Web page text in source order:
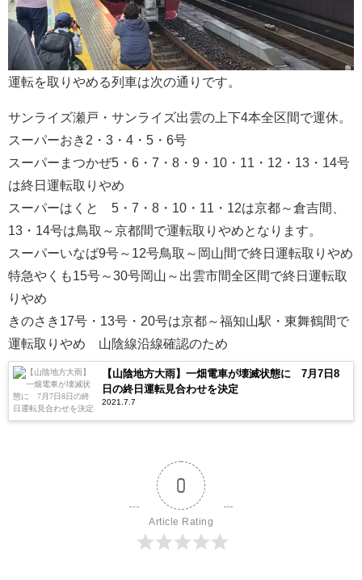
運転を取りやめる列車は次の通りです。
サンライズ瀬戸・サンライズ出雲の上下4本全区間で運休。
スーパーおき2・3・4・5・6号
スーパーまつかぜ5・6・7・8・9・10・11・12・13・14号
は終日運転取りやめ
スーパーはくと 5・7・8・10・11・12は京都～倉吉間、
13・14号は鳥取～京都間で運転取りやめとなります。
スーパーいなば9号～12号鳥取～岡山間で終日運転取りやめ
特急やくも15号～30号岡山～出雲市間全区間で終日運転取
りやめ
きのさき17号・13号・20号は京都～福知山駅・東舞鶴間で
運転取りやめ 山陰線沿線確認のため
【山陰地方大雨】一畑電車が壊滅状態に 7月7日8
日の終日運転見合わせを決定
2021.7.7
0
Article Rating